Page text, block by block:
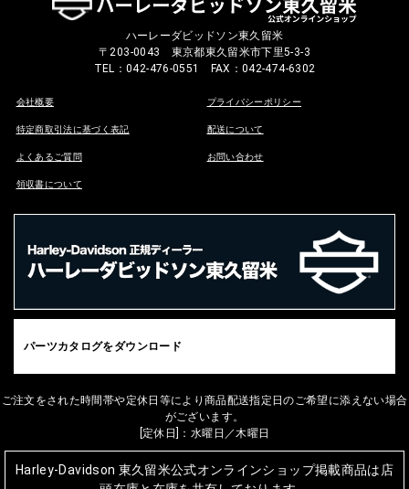
ハーレーダビッドソン東久留米
〒203-0043 東京都東久留米市下里5-3-3
TEL：042-476-0551 FAX：042-474-6302
会社概要 プライバシーポリシー
特定商取引法に基づく表記 配送について
よくあるご質問 お問い合わせ
領収書について
パーツカタログをダウンロード
ご注文をされた時間帯や定休日等により商品配送指定日のご希望に添えない場合
がございます。
[定休日]：水曜日／木曜日
Harley-Davidson 東久留米公式オンラインショップ掲載商品は店